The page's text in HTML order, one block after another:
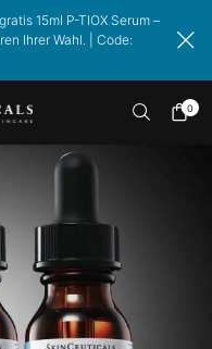
15ml P-TIOX Serum –
Ihrer Wahl. | Code:
Mein
0
0